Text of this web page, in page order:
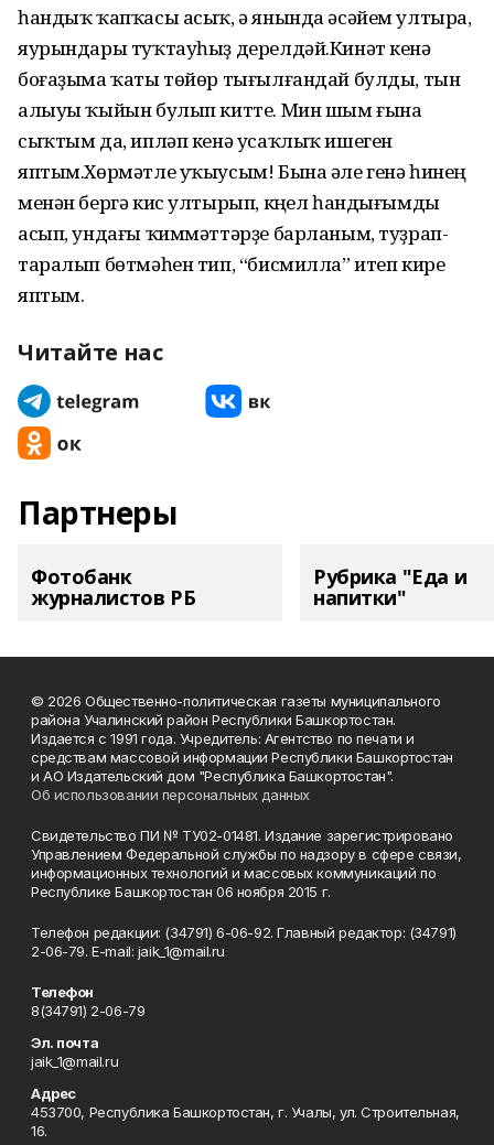
һандыҡ ҡапҡасы асыҡ, ә янында әсәйем ултыра,
яурындары туҡтауһыҙ дерелдәй.Кинәт кенә
боғаҙыма ҡаты төйөр тығылғандай булды, тын
алыуы ҡыйын булып китте. Мин шым ғына
сыҡтым да, ипләп кенә усаҡлыҡ ишеген
яптым.Хөрмәтле уҡыусым! Бына әле генә һинең
менән бергә кис ултырып, күңел һандығымды
асып, ундағы ҡиммәттәрҙе барланым, туҙрап-
таралып бөтмәһен тип, “бисмилла” итеп кире
яптым.
Читайте нас
Партнеры
Фотобанк
журналистов РБ
Рубрика "Еда и
напитки"
© 2026 Общественно-политическая газеты муниципального
района Учалинский район Республики Башкортостан.
Издается с 1991 года. Учредитель: Агентство по печати и
средствам массовой информации Республики Башкортостан
и АО Издательский дом "Республика Башкортостан".
Об использовании персональных данных
Свидетельство ПИ № ТУ02-01481. Издание зарегистрировано
Управлением Федеральной службы по надзору в сфере связи,
информационных технологий и массовых коммуникаций по
Республике Башкортостан 06 ноября 2015 г.
Телефон редакции: (34791) 6-06-92. Главный редактор: (34791)
2-06-79. Е-mаil: jaik_1@mail.ru
Телефон
8(34791) 2-06-79
Эл. почта
jaik_1@mail.ru
Адрес
453700, Республика Башкортостан, г. Учалы, ул. Строительная,
16.